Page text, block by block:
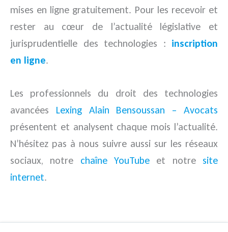
mises en ligne gratuitement. Pour les recevoir et
rester au cœur de l’actualité législative et
jurisprudentielle des technologies : inscription
en ligne.
Les professionnels du droit des technologies
avancées Lexing Alain Bensoussan – Avocats
présentent et analysent chaque mois l’actualité.
N’hésitez pas à nous suivre aussi sur les réseaux
sociaux, notre chaîne YouTube et notre site
internet.